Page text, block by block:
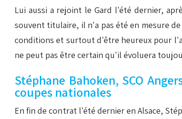
Lui aussi a rejoint le Gard l'été dernier,
souvent titulaire, il n'a pas été en mesure
conditions et surtout d'être heureux pour
ne peut pas être certain qu'il évoluera
Stéphane Bahoken, SCO
coupes nationales
En fin de contrat l'été dernier en Alsace,